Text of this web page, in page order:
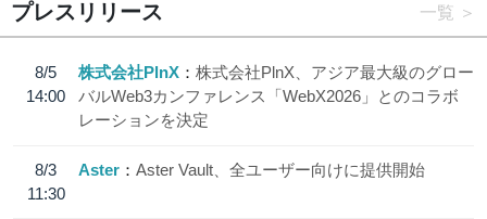
プレスリリース 一覧
8/5
14:00
株式会社PlnX
株式会社PlnX、アジア最大級のグロー
バルWeb3カンファレンス「WebX2026」とのコラボ
レーションを決定
8/3
11:30
Aster Aster Vault、全ユーザー向けに提供開始